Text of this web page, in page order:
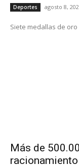
Deportes agosto 8,
Siete medallas de
Más de